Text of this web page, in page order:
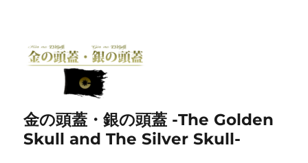
金の頭蓋・銀の頭蓋 -The Golden
Skull and The Silver Skull-